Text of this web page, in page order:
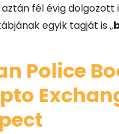
fél évig dolgozott
egyik tagját is „
Police